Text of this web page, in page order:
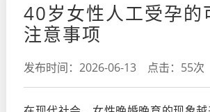
40岁女性人工受孕的
注意事项
发布时间：2026-06-13 点击：55次